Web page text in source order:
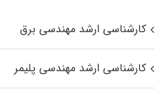
کارشناسی ارشد مهندسی برق
کارشناسی ارشد مهندسی پلیمر